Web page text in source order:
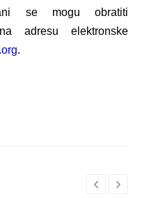
se mogu obratiti
adresu elektronske
.